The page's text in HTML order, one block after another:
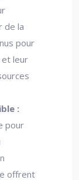
de la
pour
et leur
:
pour
offrent